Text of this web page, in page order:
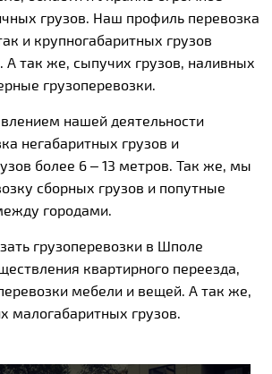
грузов. Наш профиль перевозка
и крупногабаритных грузов
А так же, сыпучих грузов, наливных
грузоперевозки.
нашей деятельности
негабаритных грузов и
более 6 – 13 метров. Так же, мы
сборных грузов и попутные
городами.
грузоперевозки в Шполе
квартирного переезда,
мебели и вещей. А так же,
малогабаритных грузов.